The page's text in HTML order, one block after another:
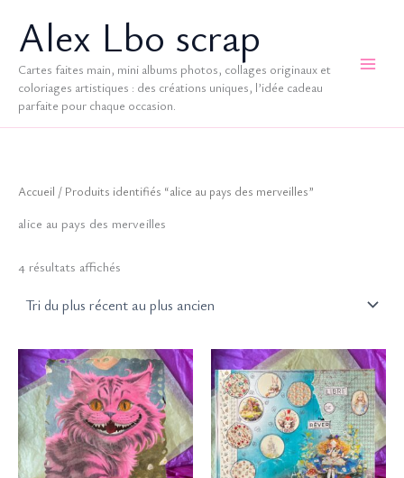
contenuAlex Lbo scrap
Cartes faites main, mini albums photos, collages originaux et
coloriages artistiques : des créations uniques, l’idée cadeau
parfaite pour chaque occasion.
Accueil / Produits identifiés “alice au pays des merveilles”
alice au pays des merveilles
4 résultats affichés
récent
au